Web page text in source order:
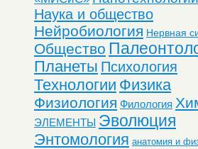
Наука и общество
Нейробиология Нервная
Общество
Планеты Психология
Технологии Физика
Физиология Филология
ЭЛЕМЕНТЫ Эволюция
Энтомология анатомия и